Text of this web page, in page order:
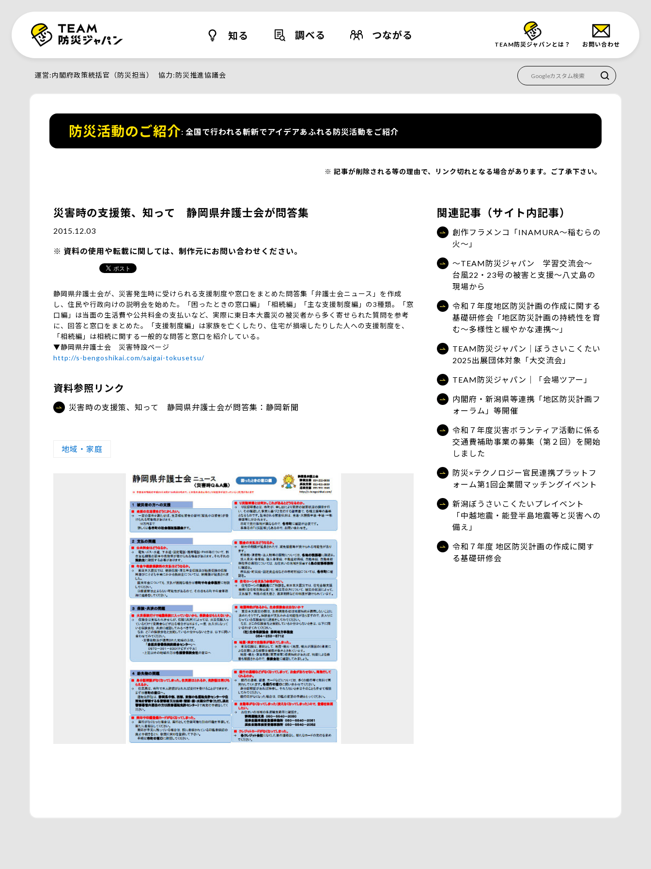
知る 調べる つながる
TEAM防災ジャパンとは？ お問い合わせ
運営 内閣府政策統括官（防災担当） 協力 防災推進協議会
防災活動のご紹介 全国で行われる斬新でアイデアあふれる防災活動をご紹介
記事が削除される等の理由で、リンク切れとなる場合があります。ご了承下さい。
災害時の支援策、知って 静岡県弁護士会が問答集
2015.12.03
資料の使用や転載に関しては、制作元にお問い合わせください。
静岡県弁護士会が、災害発生時に受けられる支援制度や窓口をまとめた問答集「弁護士会ニュース」を作成
し、住民や行政向けの説明会を始めた。「困ったときの窓口編」「相続編」「主な支援制度編」の3種類。「窓
口編」は当面の生活費や公共料金の支払いなど、実際に東日本大震災の被災者から多く寄せられた質問を参考
に、回答と窓口をまとめた。「支援制度編」は家族を亡くしたり、住宅が損壊したりした人への支援制度を、
「相続編」は相続に関する一般的な問答と窓口を紹介している。
▼静岡県弁護士会 災害特設ページ
http://s-bengoshikai.com/saigai-tokusetsu/
資料参照リンク
災害時の支援策、知って 静岡県弁護士会が問答集：静岡新聞
地域・家庭
関連記事（サイト内記事）
創作フラメンコ「INAMURA～稲むらの
火～」
～TEAM防災ジャパン 学習交流会～
台風22・23号の被害と支援～八丈島の
現場から
令和７年度地区防災計画の作成に関する
基礎研修会「地区防災計画の持続性を育
む～多様性と緩やかな連携～」
TEAM防災ジャパン｜ぼうさいこくたい
2025出展団体対象「大交流会」
TEAM防災ジャパン｜「会場ツアー」
内閣府・新潟県等連携「地区防災計画フ
ォーラム」等開催
令和７年度災害ボランティア活動に係る
交通費補助事業の募集（第２回）を開始
しました
防災×テクノロジー官民連携プラットフ
ォーム第1回企業間マッチングイベント
新潟ぼうさいこくたいプレイベント
「中越地震・能登半島地震等と災害への
備え」
令和７年度 地区防災計画の作成に関す
る基礎研修会